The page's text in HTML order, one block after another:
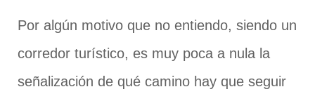
Por algún motivo que no entiendo, siendo un
corredor turístico, es muy poca a nula la
señalización de qué camino hay que seguir